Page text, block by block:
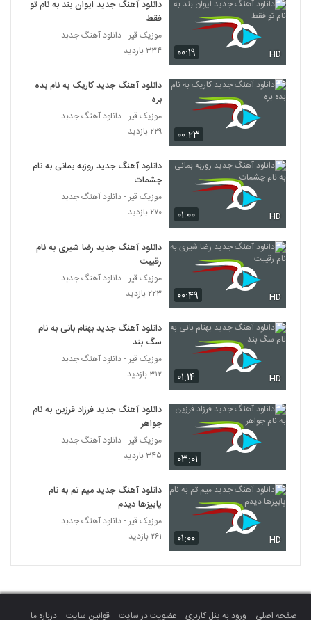
363
دانلود آهنگ نگارا از مهدی یغمایی به همراه
متن ترانه
۹۱۲ بازدید
دانلود آهنگ امیر عباس گلاب دعوا
366
۹۳۷ بازدید
دانلود آهنگ خلیج تا ابد ایرانی از مهدی یغمایی
به همراه متن ترانه
دانلود آهنگ مهدی یغمایی دلبر داشتی
۶۵۲ بازدید
369
۶۵۹ بازدید
370
مهران احساس آهنگ عید امسال
۵۱۰ بازدید
Mehrab Azizi Pelke Shab
372
دانلود آهنگ با تو از مهران خاکباز
۵۱۷ بازدید
دانلود آهنگ جدید و زیبای مهران افشار با نام
بعد تو
374
آهنگ مهران افشار بنام میبینمت
۰۰:۱۹ HD
دانلود آهنگ جدید ایوان بند به نام تو
فقط
موزیک قیر - دانلود آهنگ جدبد
۳۳۴ بازدید
۰۰:۲۳
دانلود آهنگ جدید کاریک به نام بده
بره
موزیک قیر - دانلود آهنگ جدبد
۲۲۹ بازدید
۰۱:۰۰ HD
دانلود آهنگ جدید روزبه بمانی به نام
چشمات
موزیک قیر - دانلود آهنگ جدبد
۲۷۰ بازدید
۰۰:۴۹ HD
دانلود آهنگ جدید رضا شیری به نام
رقیبت
موزیک قیر - دانلود آهنگ جدبد
۲۲۳ بازدید
۰۱:۱۴ HD
دانلود آهنگ جدید بهنام بانی به نام
سگ بند
موزیک قیر - دانلود آهنگ جدبد
۳۱۲ بازدید
۰۳:۰۱
دانلود آهنگ جدید فرزاد فرزین به نام
جواهر
موزیک قیر - دانلود آهنگ جدبد
۳۴۵ بازدید
۰۱:۰۰ HD
دانلود آهنگ جدید میم تم به نام
پاییزها دیدم
موزیک قیر - دانلود آهنگ جدبد
۲۶۱ بازدید
صفحه اصلی ورود به پنل کاربری عضویت در سایت قوانین سایت درباره ما